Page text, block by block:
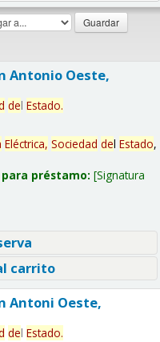
Antonio Oeste,
del Estado.
Eléctrica, Sociedad del Estado,
préstamo: Signatura
carrito
Antoni Oeste,
del Estado.